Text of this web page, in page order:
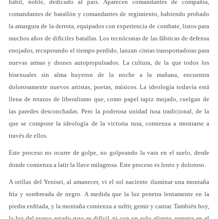
hábil, noble, dedicado al país. Aparecen comandantes de compañía,
comandantes de batallón y comandantes de regimiento, habiendo probado
la amargura de la derrota, equipados con experiencia de combate, listos para
muchos años de difíciles batallas. Los tecnócratas de las fábricas de defensa
enojados, recuperando el tiempo perdido, lanzan cintas transportadoras para
nuevas armas y drones autopropulsados. La cultura, de la que todos los
bisexuales sin alma huyeron de la noche a la mañana, encuentra
dolorosamente nuevos artistas, poetas, músicos. La ideología todavía está
llena de retazos de liberalismo que, como papel tapiz mojado, cuelgan de
las paredes desconchadas. Pero la poderosa unidad rusa tradicional, de la
que se compone la ideología de la victoria rusa, comienza a mostrarse a
través de ellos.
Este proceso no ocurre de golpe, no golpeando la vara en el suelo, desde
donde comienza a latir la llave milagrosa. Este proceso es lento y doloroso.
A orillas del Yenisei, al amanecer, vi el sol naciente iluminar una montaña
fría y sombreada de negro. A medida que la luz penetra lentamente en la
piedra enfriada, y la montaña comienza a sufrir, gemir y cantar. También hoy,